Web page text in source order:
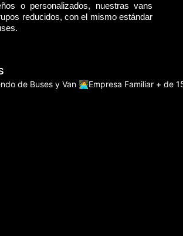
o personalizados, nuestras vans
reducidos, con el mismo estándar
de Buses y Van 👩‍💻Empresa Familiar + de